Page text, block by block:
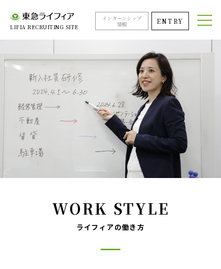
LIFIA RECRUITING SITE
インターンシップ
情報
ENTRY
WORK STYLE
ライフィアの働き方